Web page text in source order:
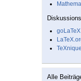
goLaTeX
Alle